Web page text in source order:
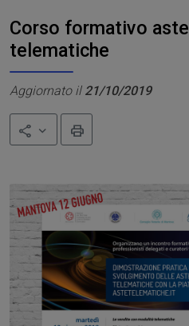
Corso formativo aste
telematiche
Aggiornato il 21/10/2019
CondividiStampa